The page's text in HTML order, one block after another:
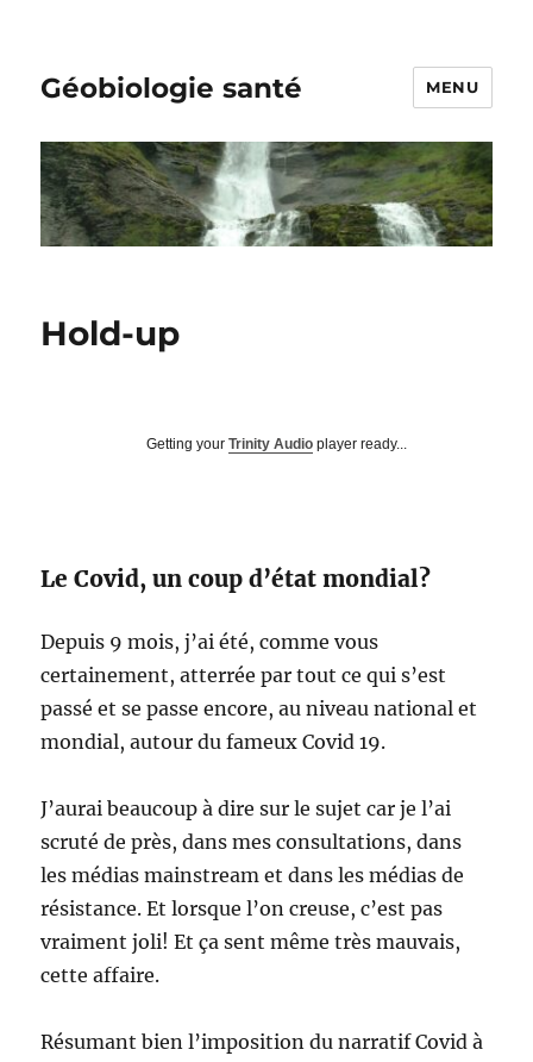
Géobiologie santé MENU
Hold-up
Getting yourTrinity Audio player ready...
Le Covid, un coup d’état mondial?
Depuis 9 mois, j’ai été, comme vous
certainement, atterrée par tout ce qui s’est
passé et se passe encore, au niveau national et
mondial, autour du fameux Covid 19.
J’aurai beaucoup à dire sur le sujet car je l’ai
scruté de près, dans mes consultations, dans
les médias mainstream et dans les médias de
résistance. Et lorsque l’on creuse, c’est pas
vraiment joli! Et ça sent même très mauvais,
cette affaire.
Résumant bien l’imposition du narratif Covid à